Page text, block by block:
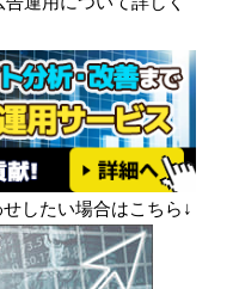
したい場合はこちら↓